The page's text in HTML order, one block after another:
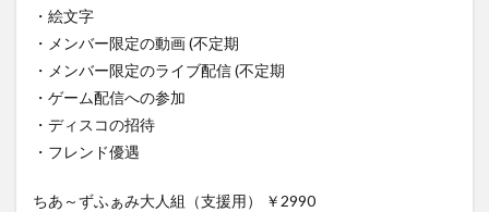
・絵文字
・メンバー限定の動画 (不定期
・メンバー限定のライブ配信 (不定期
・ゲーム配信への参加
・ディスコの招待
・フレンド優遇
ちあ～ずふぁみ大人組（支援用） ￥2990